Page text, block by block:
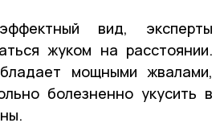
вид, эксперты
жуком на расстоянии.
мощными жвалами,
болезненно укусить в